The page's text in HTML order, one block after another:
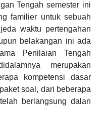
Tengah semester ini
familier untuk sebuah
waktu pertengahan
belakangan ini ada
Penilaian Tengah
merupakan
kompetensi dasar
soal, dari beberapa
berlangsung dalan